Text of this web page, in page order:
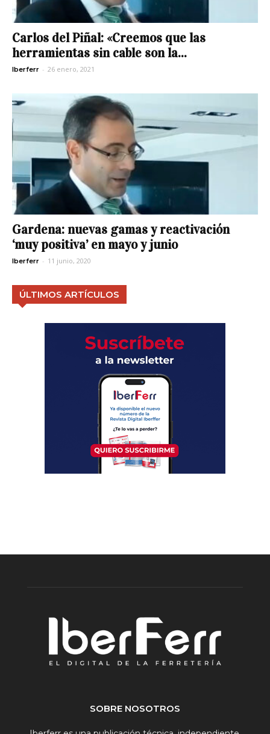
Carlos del Piñal: «Creemos que las
herramientas sin cable son la...
Iberferr - 26 enero, 2021
Gardena: nuevas gamas y reactivación
‘muy positiva’ en mayo y junio
Iberferr - 11 junio, 2020
ÚLTIMOS ARTÍCULOS
SOBRE NOSOTROS